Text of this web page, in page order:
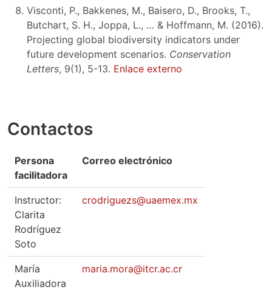
Visconti, P., Bakkenes, M., Baisero, D., Brooks, T.,
Butchart, S. H., Joppa, L., … & Hoffmann, M. (2016).
Projecting global biodiversity indicators under
future development scenarios. Conservation
Letters, 9(1), 5-13. Enlace externo
Contactos
Persona
facilitadora
Correo electrónico
Instructor:
Clarita
Rodríguez
Soto
crodriguezs@uaemex.mx
María
Auxiliadora
maria.mora@itcr.ac.cr